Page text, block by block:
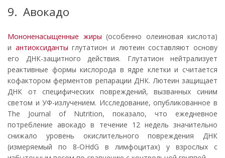
9. Авокадо
Мононенасыщенные жиры (особенно олеиновая кислота)
и антиоксиданты глутатион и лютеин составляют основу
его ДНК-защитного действия. Глутатион нейтрализует
реактивные формы кислорода в ядре клетки и считается
кофактором ферментов репарации ДНК. Лютеин защищает
ДНК от специфических повреждений, вызванных синим
светом и УФ-излучением. Исследование, опубликованное в
The Journal of Nutrition, показало, что ежедневное
потребление авокадо в течение 12 недель значительно
снижало уровень окислительного повреждения ДНК
(измеряемый по 8-OHdG в лимфоцитах) у взрослых с